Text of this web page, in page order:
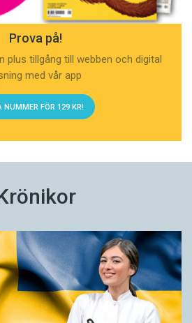
Prova på!
plus tillgång till webben och digital
med vår app
NUMMER FÖR 129 KR!